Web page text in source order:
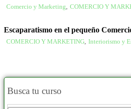
Comercio y Marketing, COMERCIO Y
Escaparatismo en el pequeño
COMERCIO Y MARKETING, Interiorismo y
Busca tu curso